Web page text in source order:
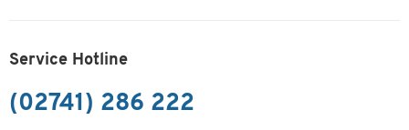
Service Hotline
(02741) 286 222